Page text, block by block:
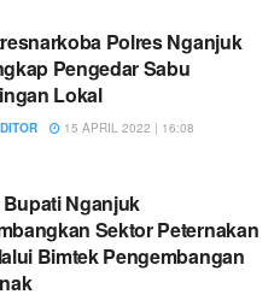
Polres Nganjuk
Pengedar Sabu
Lokal
15 APRIL 2022 | 16:08
Bupati Nganjuk
Sektor Peternakan
Bimtek Pengembangan